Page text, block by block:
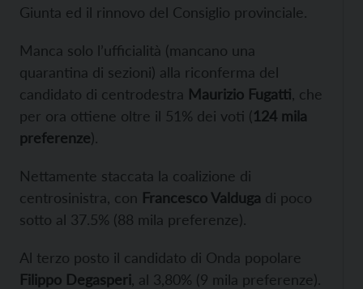
Giunta ed il rinnovo del Consiglio provinciale.
Manca solo l’ufficialità (mancano una
quarantina di sezioni) alla riconferma del
candidato di centrodestra Maurizio Fugatti , che
per ora ottiene oltre il 51% dei voti (124 mila
preferenze).
Nettamente staccata la coalizione di
centrosinistra, con Francesco Valduga di poco
sotto al 37.5% (88 mila preferenze).
Al terzo posto il candidato di Onda popolare
Filippo Degasperi , al 3,80% (9 mila preferenze).